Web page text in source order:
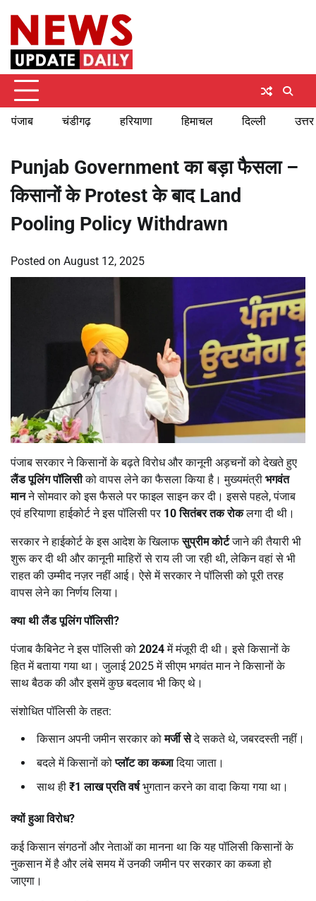
content
पंजाब चंडीगढ़ हरियाणा हिमाचल दिल्ली
Punjab Government का बड़ा फैसला –
किसानों के Protest के बाद Land
Pooling Policy Withdrawn
Posted on August 12, 2025
पंजाब सरकार ने किसानों के बढ़ते विरोध और कानूनी अड़चनों को देखते हुए
लैंड पूलिंग पॉलिसीको वापस लेने का फैसला किया है। मुख्यमंत्री भगवंत
मानने सोमवार को इस फैसले पर फाइल साइन कर दी। इससे पहले, पंजाब
एवं हरियाणा हाईकोर्ट ने इस पॉलिसी पर 10सितंबर तक रोकलगा दी थी।
सरकार ने हाईकोर्ट के इस आदेश के खिलाफसुप्रीम कोर्टजाने की तैयारी भी
शुरू कर दी थी और कानूनी माहिरों से राय ली जा रही थी, लेकिन वहां से भी
राहत की उम्मीद नज़र नहीं आई। ऐसे में सरकार ने पॉलिसी को पूरी तरह
वापस लेने का निर्णय लिया।
क्या थी लैंड पूलिंग पॉलिसी?
पंजाब कैबिनेट ने इस पॉलिसी को 2024में मंजूरी दी थी। इसे किसानों के
हित में बताया गया था। जुलाई 2025 में सीएम भगवंत मान ने किसानों के
साथ बैठक की और इसमें कुछ बदलाव भी किए थे।
संशोधित पॉलिसी के तहत:
किसान अपनी जमीन सरकार कोमर्जी सेदे सकते थे, जबरदस्ती नहीं।
बदले में किसानों कोप्लॉट का कब्जादिया जाता।
साथ ही ₹1लाख प्रति वर्षभुगतान करने का वादा किया गया था।
क्यों हुआ विरोध?
कई किसान संगठनों और नेताओं का मानना था कि यह पॉलिसी किसानों के
नुकसान में है और लंबे समय में उनकी जमीन पर सरकार का कब्जा हो
जाएगा।